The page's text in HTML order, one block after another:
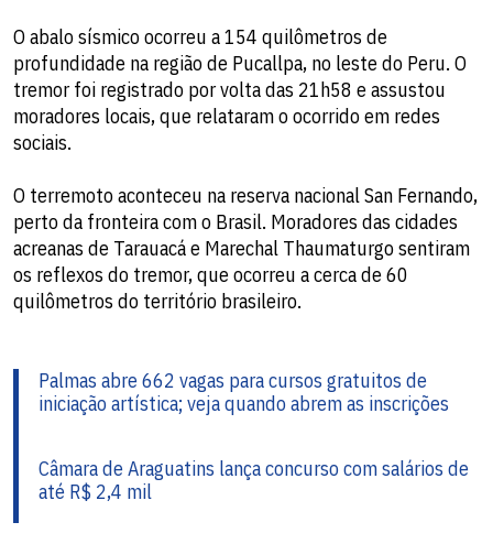
O abalo sísmico ocorreu a 154 quilômetros de
profundidade na região de Pucallpa, no leste do Peru. O
tremor foi registrado por volta das 21h58 e assustou
moradores locais, que relataram o ocorrido em redes
sociais.
O terremoto aconteceu na reserva nacional San Fernando,
perto da fronteira com o Brasil. Moradores das cidades
acreanas de Tarauacá e Marechal Thaumaturgo sentiram
os reflexos do tremor, que ocorreu a cerca de 60
quilômetros do território brasileiro.
Palmas abre 662 vagas para cursos gratuitos de
iniciação artística; veja quando abrem as inscrições
Câmara de Araguatins lança concurso com salários de
até R$ 2,4 mil